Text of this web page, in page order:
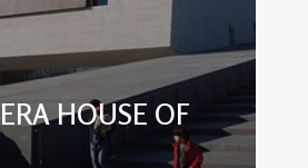
HOUSE OF